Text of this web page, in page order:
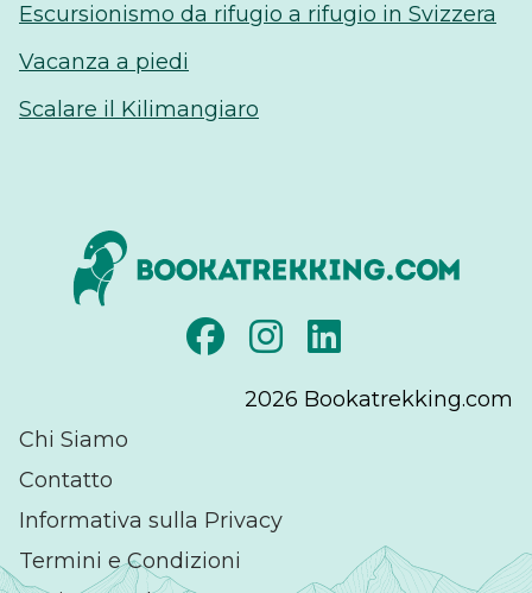
Escursionismo da rifugio a rifugio in Svizzera
Vacanza a piedi
Scalare il Kilimangiaro
2026 Bookatrekking.com
Chi Siamo
Contatto
Informativa sulla Privacy
Termini e Condizioni